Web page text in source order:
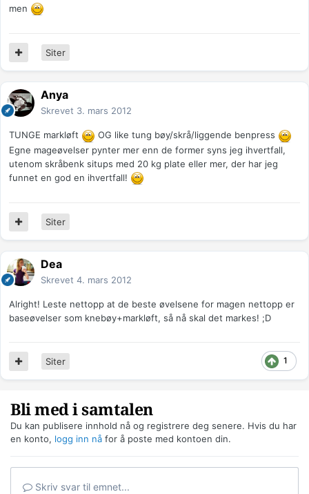
men
Siter
Anya
Skrevet 3. mars 2012
TUNGE markløft
OG like tung bøy/skrå/liggende benpress
Egne mageøvelser pynter mer enn de former syns jeg ihvertfall,
utenom skråbenk situps med 20 kg plate eller mer, der har jeg
funnet en god en ihvertfall!
Siter
Dea
Skrevet 4. mars 2012
Alright! Leste nettopp at de beste øvelsene for magen nettopp er
baseøvelser som knebøy+markløft, så nå skal det markes! ;D
1
Siter
Bli med i samtalen
Du kan publisere innhold nå og registrere deg senere. Hvis du har
en konto, logg inn nå for å poste med kontoen din.
Skriv svar til emnet...